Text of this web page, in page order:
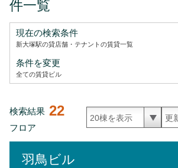
件一覧
現在の検索条件
新大塚駅の貸店舗・テナントの賃貸一覧
条件を変更
全ての賃貸ビル
検索結果 22
フロア
羽鳥ビル